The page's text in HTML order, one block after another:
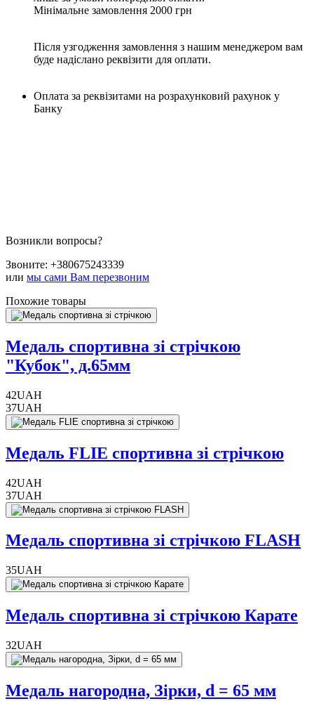
Мінімальне замовлення 2000 грн
Після узгодження замовлення з нашим менеджером вам
буде надіслано реквізити для оплати.
Оплата за реквізитами на розрахунковий рахунок у
Банку
Возникли вопросы?
Звоните: +380675243339
или мы сами Вам перезвоним
Похожие товары
Медаль спортивна зі стрічкою
"Кубок", д.65мм
42UAH
37UAH
Медаль FLIE спортивна зі стрічкою
42UAH
37UAH
Медаль спортивна зі стрічкою FLASH
35UAH
Медаль спортивна зі стрічкою Карате
32UAH
Медаль нагородна, Зірки, d = 65 мм